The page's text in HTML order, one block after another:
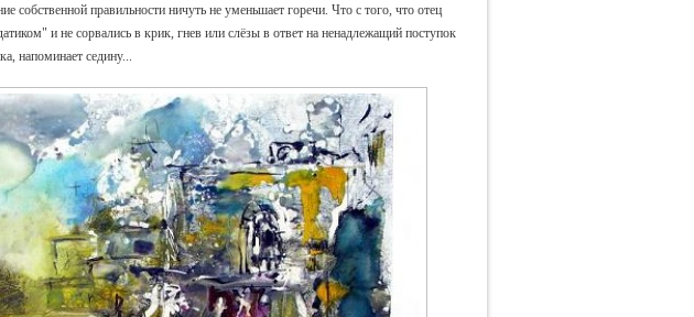
собственной правильности ничуть не уменьшает горечи. Что с того, что отец
и не сорвались в крик, гнев или слёзы в ответ на ненадлежащий поступок
напоминает седину...